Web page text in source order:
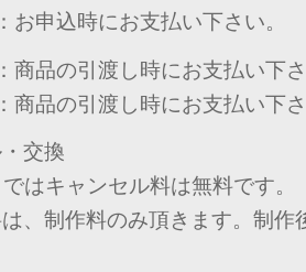
お申込時にお支払い下さい。
商品の引渡し時にお支払い下
商品の引渡し時にお支払い下
交換
はキャンセル料は無料です。
、制作料のみ頂きます。制作